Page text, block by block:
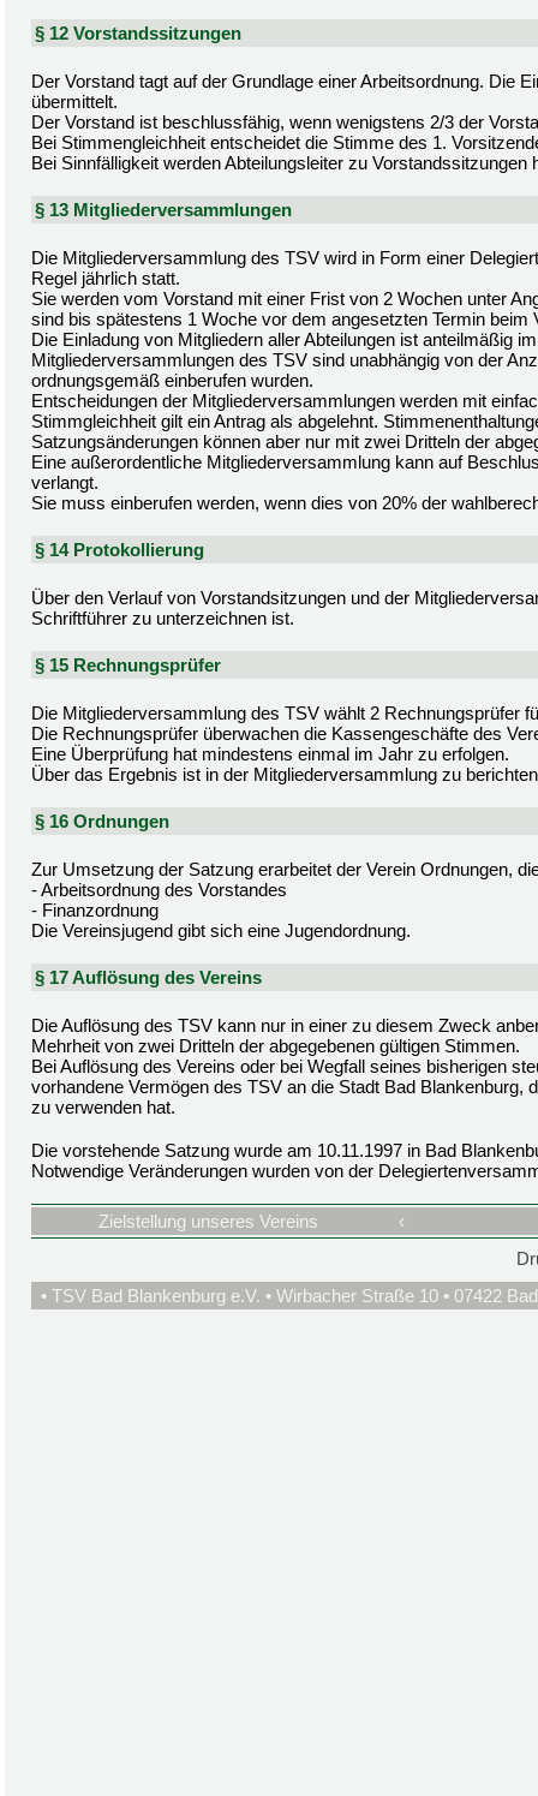
§ 12 Vorstandssitzungen
Der Vorstand tagt auf der Grundlage einer Arbeitsordnung. Die
übermittelt.
Der Vorstand ist beschlussfähig, wenn wenigstens 2/3 der
Bei Stimmengleichheit entscheidet die Stimme des 1.
Bei Sinnfälligkeit werden Abteilungsleiter zu Vorstandssitzungen
§ 13 Mitgliederversammlungen
Die Mitgliederversammlung des TSV wird in Form einer
Regel jährlich statt.
Sie werden vom Vorstand mit einer Frist von 2 Wochen unter
sind bis spätestens 1 Woche vor dem angesetzten Termin
Die Einladung von Mitgliedern aller Abteilungen ist anteilmäßig
Mitgliederversammlungen des TSV sind unabhängig von der
ordnungsgemäß einberufen wurden.
Entscheidungen der Mitgliederversammlungen werden mit
Stimmgleichheit gilt ein Antrag als abgelehnt.
Satzungsänderungen können aber nur mit zwei Dritteln der
Eine außerordentliche Mitgliederversammlung kann auf
verlangt.
Sie muss einberufen werden, wenn dies von 20% der
§ 14 Protokollierung
Über den Verlauf von Vorstandsitzungen und der
Schriftführer zu unterzeichnen ist.
§ 15 Rechnungsprüfer
Die Mitgliederversammlung des TSV wählt 2 Rechnungsprüfer
Die Rechnungsprüfer überwachen die Kassengeschäfte des
Eine Überprüfung hat mindestens einmal im Jahr zu erfolgen.
Über das Ergebnis ist in der Mitgliederversammlung zu
§ 16 Ordnungen
Zur Umsetzung der Satzung erarbeitet der Verein Ordnungen,
- Arbeitsordnung des Vorstandes
- Finanzordnung
Die Vereinsjugend gibt sich eine Jugendordnung.
§ 17 Auflösung des Vereins
Die Auflösung des TSV kann nur in einer zu diesem Zweck
Mehrheit von zwei Dritteln der abgegebenen gültigen Stimmen.
Bei Auflösung des Vereins oder bei Wegfall seines bisherigen
vorhandene Vermögen des TSV an die Stadt Bad
zu verwenden hat.
Die vorstehende Satzung wurde am 10.11.1997 in Bad
Notwendige Veränderungen wurden von der
Zielstellung unseres Vereins
‹
• TSV Bad Blankenburg e.V. • Wirbacher Straße 10 • 07422